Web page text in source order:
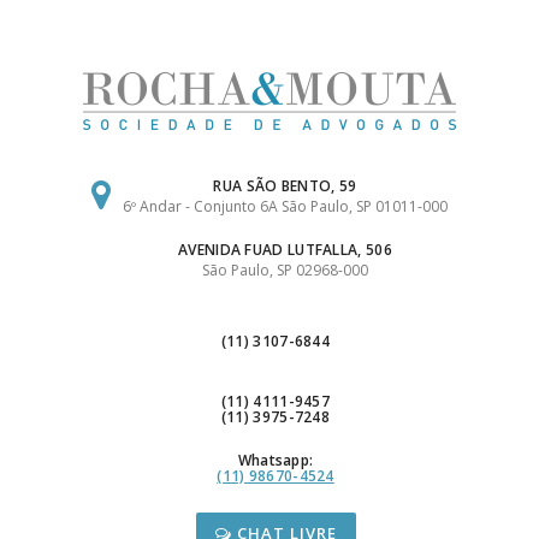
RUA SÃO BENTO, 59
6º Andar - Conjunto 6A São Paulo, SP 01011-000
AVENIDA FUAD LUTFALLA, 506
São Paulo, SP 02968-000
(11) 3107-6844
(11) 4111-9457
(11) 3975-7248
Whatsapp:
(11) 98670-4524
CHAT LIVRE